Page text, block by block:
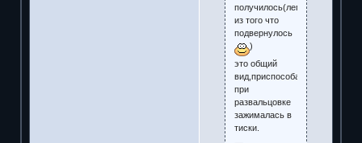
получилось(лепил
из того что
подвернулось
)
это общий
вид,приспособа
при
развальцовке
зажималась в
тиски.